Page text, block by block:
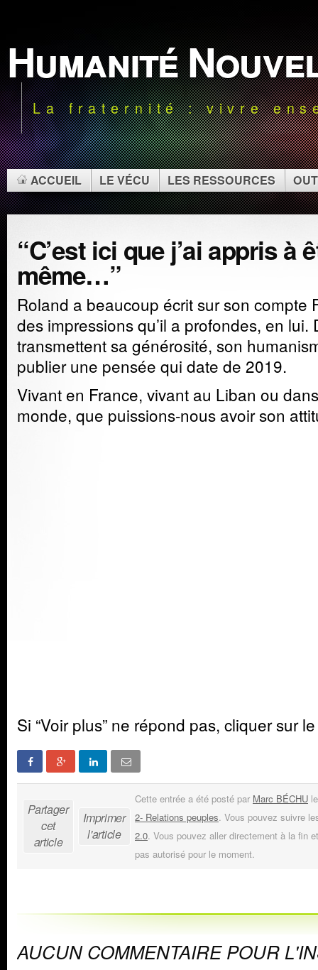
Humanité
La fraternité : vivre
ACCUEIL LE VÉCU LES RESSOURCES
“C’est ici que j’ai appris à
même…”
Roland a beaucoup écrit sur son compte
des impressions qu’il a profondes, en lui.
transmettent sa générosité, son
publier une pensée qui date de 2019.
Vivant en France, vivant au Liban ou
monde, que puissions-nous avoir son
Si “Voir plus” ne répond pas, cliquer sur
Partager
cet
article
Imprimer
l'article
Cette entrée a été posté par Marc BÉCHU
2- Relations peuples. Vous pouvez suivre
2.0. Vous pouvez aller directement à la fin
pas autorisé pour le moment.
AUCUN COMMENTAIRE POUR